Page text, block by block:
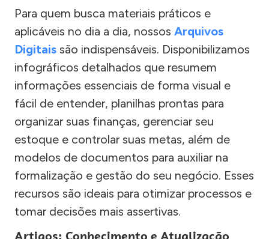
Para quem busca materiais práticos e
aplicáveis no dia a dia, nossos Arquivos
Digitais são indispensáveis. Disponibilizamos
infográficos detalhados que resumem
informações essenciais de forma visual e
fácil de entender, planilhas prontas para
organizar suas finanças, gerenciar seu
estoque e controlar suas metas, além de
modelos de documentos para auxiliar na
formalização e gestão do seu negócio. Esses
recursos são ideais para otimizar processos e
tomar decisões mais assertivas.